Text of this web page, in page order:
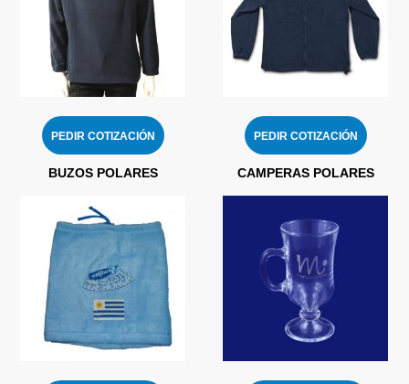
PEDIR COTIZACIÓN
BUZOS POLARES
PEDIR COTIZACIÓN
CAMPERAS POLARES